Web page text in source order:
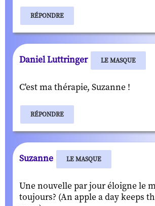
RÉPONDRE
Daniel Luttringer LE MASQUE
C'est ma thérapie, Suzanne !
RÉPONDRE
Suzanne LE MASQUE
Une nouvelle par jour éloigne le
toujours? (An apple a day keeps